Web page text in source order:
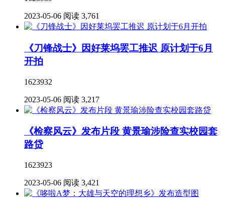
2023-05-06 阅读 3,761
《刀锋战士》因好莱坞罢工推迟 原计划于6月
开拍
1623932
2023-05-06 阅读 3,217
《检察风云》发布片段 黄景瑜涉险查实校园套
路贷
1623923
2023-05-06 阅读 3,421